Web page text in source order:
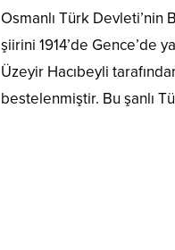
Osmanlı Türk Devleti’nin
şiirini 1914’de Gence’de
Üzeyir Hacıbeyli
bestelenmiştir. Bu şanlı